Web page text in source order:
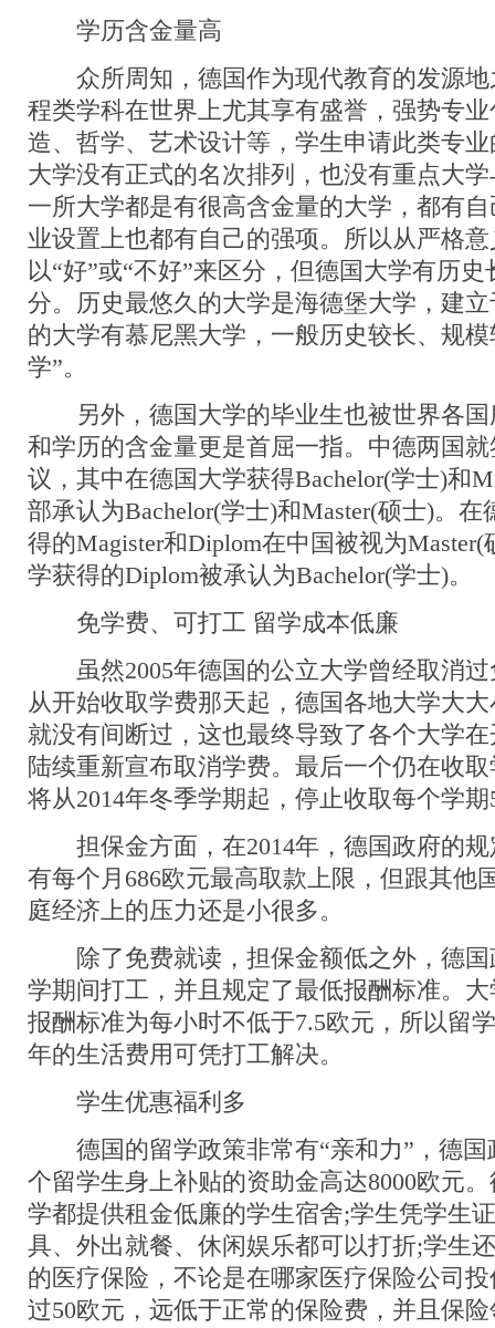
学历含金量高
众所周知，德国作为现代教育的发源地
程类学科在世界上尤其享有盛誉，强势专
造、哲学、艺术设计等，学生申请此类专
大学没有正式的名次排列，也没有重点大
一所大学都是有很高含金量的大学，都有
业设置上也都有自己的强项。所以从严格
以“好”或“不好”来区分，但德国大学有历
分。历史最悠久的大学是海德堡大学，建立
的大学有慕尼黑大学，一般历史较长、规
学”。
另外，德国大学的毕业生也被世界各国
和学历的含金量更是首屈一指。中德两国
议，其中在德国大学获得Bachelor(学士)和
部承认为Bachelor(学士)和Master(硕士)。
得的Magister和Diplom在中国被视为
学获得的Diplom被承认为Bachelor(学士)。
免学费、可打工 留学成本低廉
虽然2005年德国的公立大学曾经取消过
从开始收取学费那天起，德国各地大学大
就没有间断过，这也最终导致了各个大学
陆续重新宣布取消学费。最后一个仍在收
将从2014年冬季学期起，停止收取每个学
担保金方面，在2014年，德国政府的规
有每个月686欧元最高取款上限，但跟其他
庭经济上的压力还是小很多。
除了免费就读，担保金额低之外，德国
学期间打工，并且规定了最低报酬标准。
报酬标准为每小时不低于7.5欧元，所以留
年的生活费用可凭打工解决。
学生优惠福利多
德国的留学政策非常有“亲和力”，德国
个留学生身上补贴的资助金高达8000欧元
学都提供租金低廉的学生宿舍;学生凭学生
具、外出就餐、休闲娱乐都可以打折;学生
的医疗保险，不论是在哪家医疗保险公司
过50欧元，远低于正常的保险费，并且保